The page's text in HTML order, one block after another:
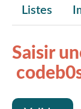
Listes
Saisir